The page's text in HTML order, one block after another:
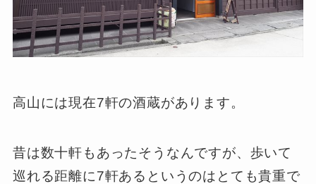
高山には現在7軒の酒蔵があります。
昔は数十軒もあったそうなんですが、歩いて
巡れる距離に7軒あるというのはとても貴重で